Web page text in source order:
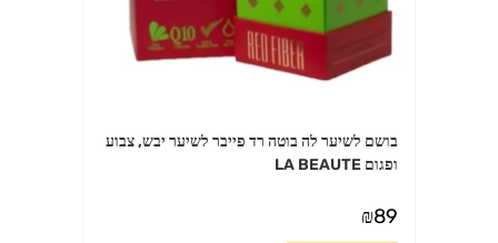
בושם לשיער לה בוטה רד פייבר לשיער יבש, צבוע
ופגום LA BEAUTE
₪89